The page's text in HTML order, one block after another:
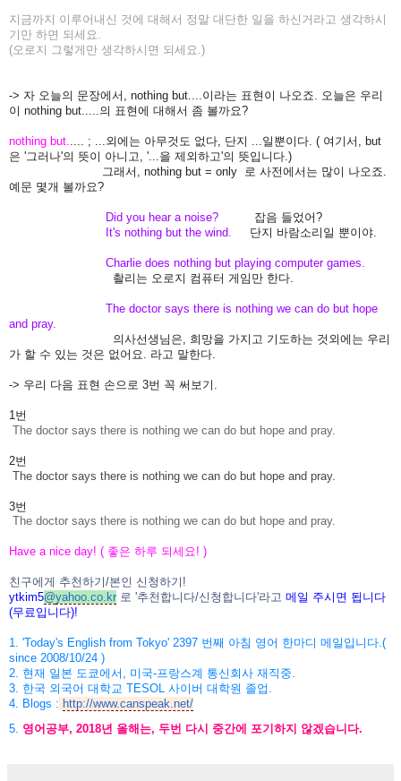
지금까지 이루어내신 것에 대해서 정말 대단한 일을 하신거라고 생각하시
기만 하면 되세요.
(오로지 그렇게만 생각하시면 되세요.)
-> 자 오늘의 문장에서, nothing but....이라는 표현이 나오죠. 오늘은 우리
이 nothing but.....의 표현에 대해서 좀 볼까요?
nothing but.
.... ; ...외에는 아무것도 없다, 단지 ...일뿐이다. ( 여기서, but
은 '그러나'의 뜻이 아니고, '...을 제외하고'의 뜻입니다.)
그래서, nothing but = only 로 사전에서는 많이 나오죠.
예문 몇개 볼까요?
Did you hear a noise?
잡음 들었어?
It's nothing but the wind.
단지 바람소리일 뿐이야.
Charlie does nothing but playing computer games.
촬리는 오로지 컴퓨터 게임만 한다.
The doctor says there is nothing we can do but hope
and pray.
의사선생님은, 희망을 가지고 기도하는 것외에는 우리
가 할 수 있는 것은 없어요. 라고 말한다.
-> 우리 다음 표현 손으로 3번 꼭 써보기.
1번
The doctor says there is nothing we can do but hope and pray.
2번
The doctor says there is nothing we can do but hope and pray.
3번
The doctor says there is nothing we can do but hope and pray.
Have a nice day! ( 좋은 하루 되세요 ! )
친구에게 추천하기/본인 신청하기 !
ytkim5@yahoo.co.kr 로 '추천합니다/신청 합니다'라고 메일 주시면 됩니다
(무료입니다)!
1. 'Today's English from Tokyo' 2397 번째 아침 영어 한마디 메일입니다 .(
since 2008/10/24 )
2. 현재 일본 도쿄에서 미국-프랑스계 통신회사 재직중
3. 한국 외국어 대학교 TESOL 사이버 대학원 졸업
4.
Blogs : http://www.canspeak.net/
5. 영어공부, 2018년 올해는, 두번 다시 중간에 포기하지 않겠습니다.